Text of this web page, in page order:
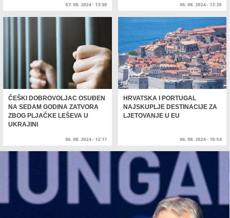
07. 08. 2024 - 13:00 06. 08. 2024 - 13:39
ČEŠKI DOBROVOLJAC OSUĐEN
NA SEDAM GODINA ZATVORA
ZBOG PLJAČKE LEŠEVA U
UKRAJINI
06. 08. 2024 - 12:11
HRVATSKA I PORTUGAL
NAJSKUPLJE DESTINACIJE ZA
LJETOVANJE U EU
06. 08. 2024 - 10:54